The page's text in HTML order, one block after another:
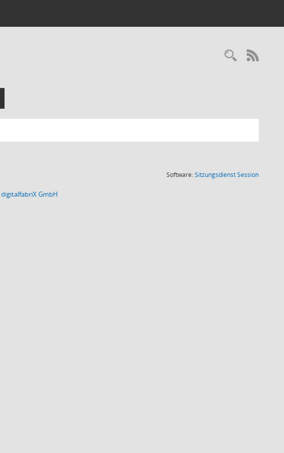
Software:SitzungsdienstSession(Wird in
digitalfabriX GmbH